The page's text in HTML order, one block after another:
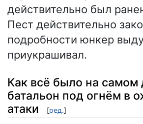
действительно был
Пест действительно
подробности юнкер
приукрашивал.
Как всё было на самом
батальон под огнём в
атаки
[ред.]